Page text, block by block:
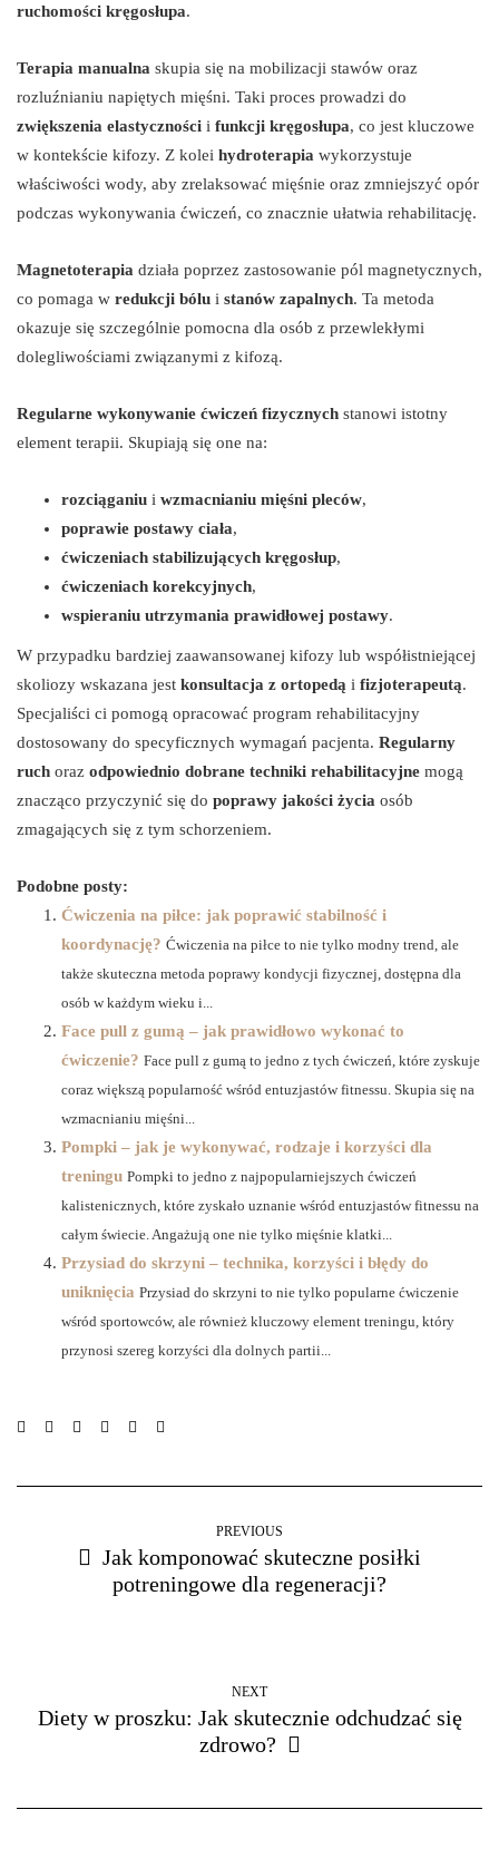
ruchomości kręgosłupa.
Terapia manualna skupia się na mobilizacji stawów oraz
rozluźnianiu napiętych mięśni. Taki proces prowadzi do
zwiększenia elastyczności i funkcji kręgosłupa, co jest kluczowe
w kontekście kifozy. Z kolei hydroterapia wykorzystuje
właściwości wody, aby zrelaksować mięśnie oraz zmniejszyć opór
podczas wykonywania ćwiczeń, co znacznie ułatwia rehabilitację.
Magnetoterapia działa poprzez zastosowanie pól magnetycznych,
co pomaga w redukcji bólu i stanów zapalnych. Ta metoda
okazuje się szczególnie pomocna dla osób z przewlekłymi
dolegliwościami związanymi z kifozą.
Regularne wykonywanie ćwiczeń fizycznych stanowi istotny
element terapii. Skupiają się one na:
rozciąganiu i wzmacnianiu mięśni pleców,
poprawie postawy ciała,
ćwiczeniach stabilizujących kręgosłup,
ćwiczeniach korekcyjnych,
wspieraniu utrzymania prawidłowej postawy.
W przypadku bardziej zaawansowanej kifozy lub współistniejącej
skoliozy wskazana jest konsultacja z ortopedą i fizjoterapeutą.
Specjaliści ci pomogą opracować program rehabilitacyjny
dostosowany do specyficznych wymagań pacjenta. Regularny
ruch oraz odpowiednio dobrane techniki rehabilitacyjne mogą
znacząco przyczynić się do poprawy jakości życia osób
zmagających się z tym schorzeniem.
Podobne posty:
Ćwiczenia na piłce: jak poprawić stabilność i
koordynację? Ćwiczenia na piłce to nie tylko modny trend, ale
także skuteczna metoda poprawy kondycji fizycznej, dostępna dla
osób w każdym wieku i...
Face pull z gumą – jak prawidłowo wykonać to
ćwiczenie? Face pull z gumą to jedno z tych ćwiczeń, które zyskuje
coraz większą popularność wśród entuzjastów fitnessu. Skupia się na
wzmacnianiu mięśni...
Pompki – jak je wykonywać, rodzaje i korzyści dla
treningu Pompki to jedno z najpopularniejszych ćwiczeń
kalistenicznych, które zyskało uznanie wśród entuzjastów fitnessu na
całym świecie. Angażują one nie tylko mięśnie klatki...
Przysiad do skrzyni – technika, korzyści i błędy do
uniknięcia Przysiad do skrzyni to nie tylko popularne ćwiczenie
wśród sportowców, ale również kluczowy element treningu, który
przynosi szereg korzyści dla dolnych partii...
PREVIOUS
Jak komponować skuteczne posiłki
potreningowe dla regeneracji?
NEXT
Diety w proszku: Jak skutecznie odchudzać się
zdrowo?